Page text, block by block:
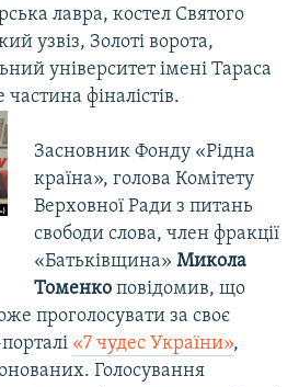
лавра, костел Святого
узвіз, Золоті ворота,
університет імені Тараса
фіналістів.
Засновник Фонду «Рідна
країна», голова Комітету
Верховної Ради з питань
свободи слова, член фракції
«Батьківщина» Микола
Томенкоповідомив, що
проголосувати за своє
«7 чудес України»,
Голосування